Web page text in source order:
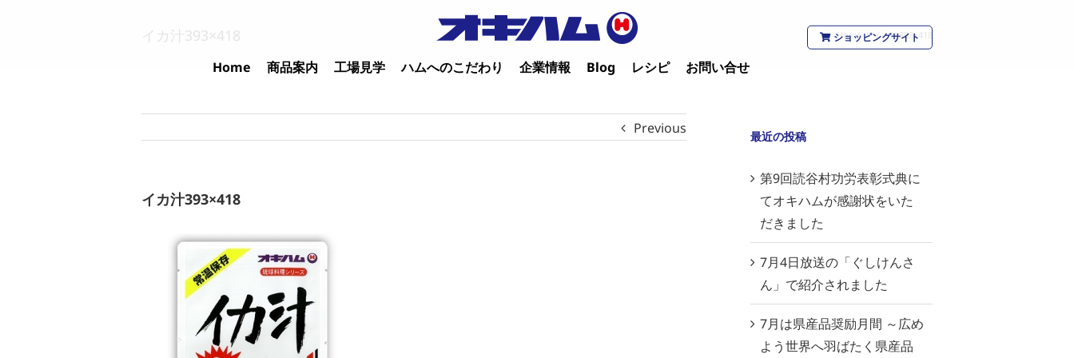
ショッピングサイト
Home 商品案内 工場見学 ハムへのこだわり 企業情報 Blog レシピ お問い合せ
イカ汁393×418 Home / イカ汁393×418
Previous
イカ汁393×418
最近の投稿
第9回読谷村功労表彰式典に
てオキハムが感謝状をいた
だきました
7月4日放送の「ぐしけんさ
ん」で紹介されました
7月は県産品奨励月間 ～広め
よう世界へ羽ばたく県産品